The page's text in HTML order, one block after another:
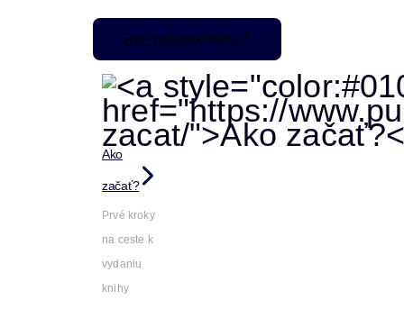
Pre začiatočníkov
Ako
začať?
Prvé kroky
na ceste k
vydaniu
knihy